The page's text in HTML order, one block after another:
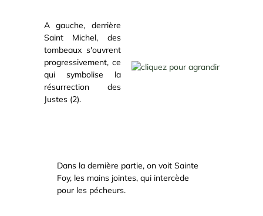
A gauche, derrière
Saint Michel, des
tombeaux s'ouvrent
progressivement, ce
qui symbolise la
résurrection des
Justes (2).
Dans la dernière partie, on voit Sainte
Foy, les mains jointes, qui intercède
pour les pécheurs.